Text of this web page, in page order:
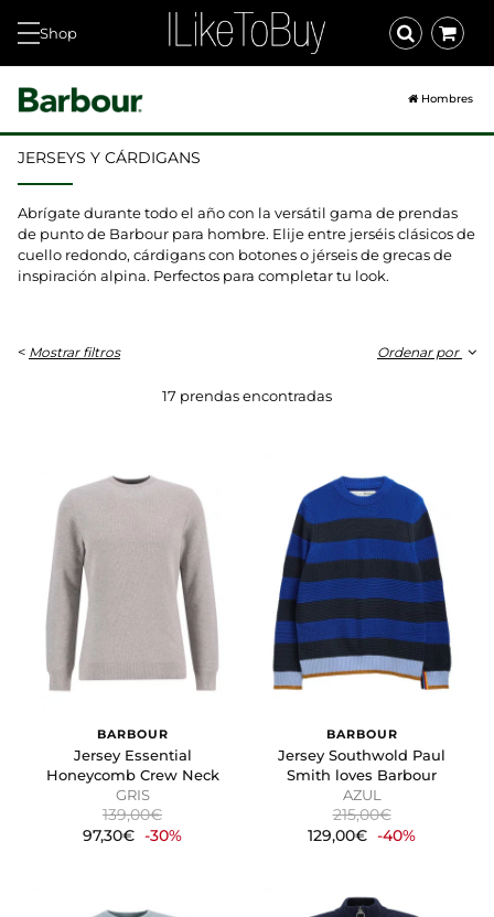
Shop
Hombres
JERSEYS Y CÁRDIGANS
Abrígate durante todo el año con la versátil gama de prendas
de punto de Barbour para hombre. Elije entre jerséis clásicos de
cuello redondo, cárdigans con botones o jérseis de grecas de
inspiración alpina. Perfectos para completar tu look.
17 prendas encontradas
Ordenar por
< Mostrar filtros
BARBOUR
Jersey Essential
Honeycomb Crew Neck
GRIS
139,00€
97,30€ -30%
BARBOUR
Jersey Southwold Paul
Smith loves Barbour
AZUL
215,00€
129,00€ -40%